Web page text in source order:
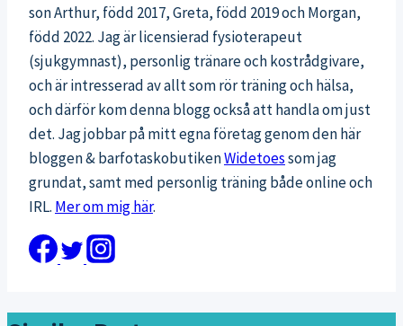
son Arthur, född 2017, Greta, född 2019 och Morgan,
född 2022. Jag är licensierad fysioterapeut
(sjukgymnast), personlig tränare och kostrådgivare,
och är intresserad av allt som rör träning och hälsa,
och därför kom denna blogg också att handla om just
det. Jag jobbar på mitt egna företag genom den här
bloggen & barfotaskobutikenWidetoessom jag
grundat, samt med personlig träning både online och
IRL. Mer om mig här.